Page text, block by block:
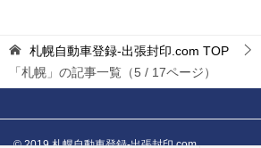
札幌自動車登録-出張封印.com TOP
「札幌」の記事一覧（5 / 17ページ）
© 2019 札幌自動車登録-出張封印.com